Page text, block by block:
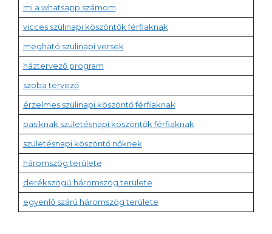
mi a whatsapp számom
vicces szülinapi köszöntők férfiaknak
megható szülinapi versek
háztervező program
szoba tervező
érzelmes szülinapi köszöntő férfiaknak
pasiknak születésnapi köszöntők férfiaknak
születésnapi köszöntő nőknek
háromszög területe
derékszögű háromszög területe
egyenlő szárú háromszög területe